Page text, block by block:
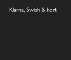
Klarna, Swish & kort